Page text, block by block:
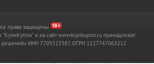
права защищены.
"КупиКупон" и на сайт www.kupikupon.ru принадлежат
решений» ИНН 7705523387, ОГРН 1127747063212